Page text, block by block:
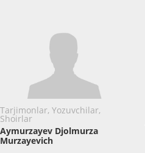
Tarjimonlar, Yozuvchilar,
Shoirlar
Aymurzayev Djolmurza
Murzayevich